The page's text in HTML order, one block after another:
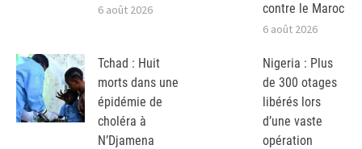
6 août 2026
contre le Maroc
6 août 2026
Tchad : Huit
morts dans une
épidémie de
choléra à
N’Djamena
Nigeria : Plus
de 300 otages
libérés lors
d’une vaste
opération